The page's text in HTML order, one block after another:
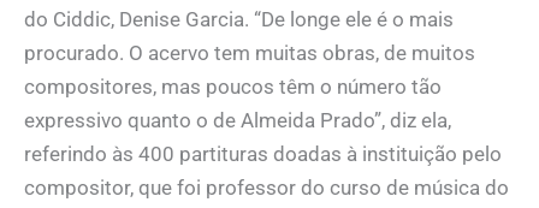
do Ciddic, Denise Garcia. “De longe ele é o mais
procurado. O acervo tem muitas obras, de muitos
compositores, mas poucos têm o número tão
expressivo quanto o de Almeida Prado”, diz ela,
referindo às 400 partituras doadas à instituição pelo
compositor, que foi professor do curso de música do